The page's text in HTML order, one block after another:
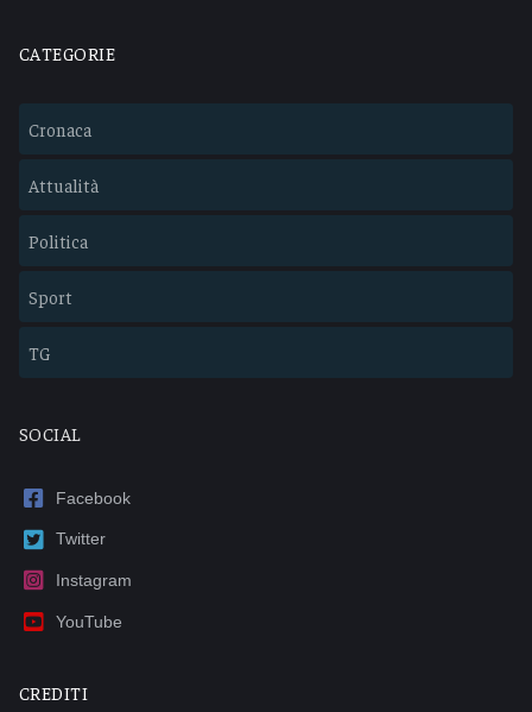
CATEGORIE
Cronaca
Attualità
Politica
Sport
TG
SOCIAL
Facebook
Twitter
Instagram
YouTube
CREDITI